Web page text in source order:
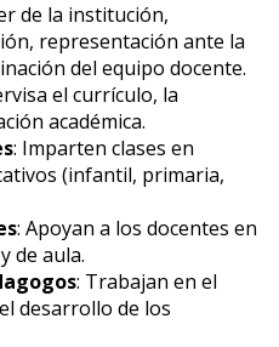
de la institución,
representación ante la
del equipo docente.
el currículo, la
académica.
: Imparten clases en
(infantil, primaria,
: Apoyan a los docentes en
de aula.
: Trabajan en el
desarrollo de los